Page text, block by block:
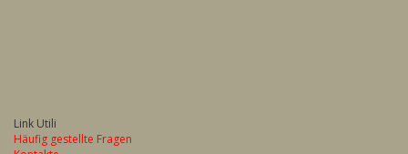
Link Utili
Häufig gestellte Fragen